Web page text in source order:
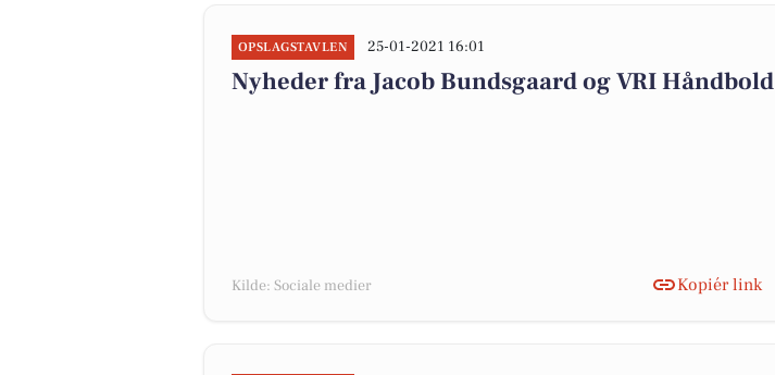
OPSLAGSTAVLEN 25-01-2021 16:01
Nyheder fra Jacob Bundsgaard og VRI Håndbold
Kilde: Sociale medier Kopiér link